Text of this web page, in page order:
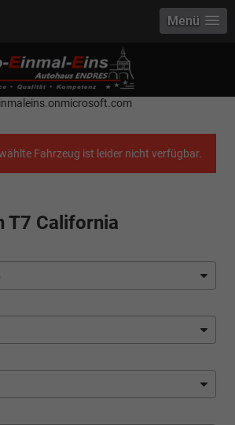
Points to address or value:
Host
Points to address or value: selector2-aee-
Menü
Fahrzeug ist leider nicht verfügbar.
T7 California